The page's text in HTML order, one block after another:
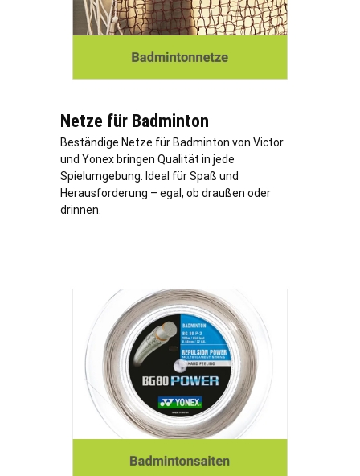
Netze für Badminton
Beständige Netze für Badminton von Victor
und Yonex bringen Qualität in jede
Spielumgebung. Ideal für Spaß und
Herausforderung – egal, ob draußen oder
drinnen.